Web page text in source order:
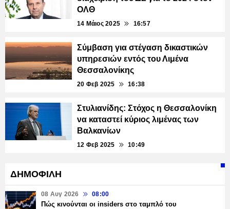
ΟΛΘ
14 Μάιος 2025 16:57
Σύμβαση για στέγαση δικαστικών
υπηρεσιών εντός του Λιμένα
Θεσσαλονίκης
20 Φεβ 2025 16:38
Στυλιανίδης: Στόχος η Θεσσαλονίκη
να καταστεί κύριος λιμένας των
Βαλκανίων
12 Φεβ 2025 10:49
ΔΗΜΟΦΙΛΗ
08 Αυγ 2026 08:00
Πώς κινούνται οι insiders στο ταμπλό του